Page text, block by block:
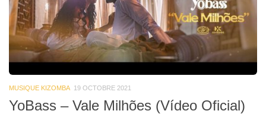
MUSIQUE KIZOMBA 19 OCTOBRE 2021
YoBass – Vale Milhões (Vídeo Oficial)